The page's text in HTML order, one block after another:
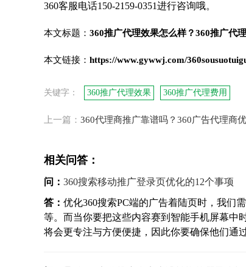
360客服电话150-2159-0351进行咨询哦。
本文标题： 360推广代理效果怎么样？360推广代
本文链接： https://www.gywwj.com/
关键字： 360推广代理效果 360推广代理费用
上一篇： 360代理商推广靠谱吗？360广告代理商
相关问答：
问： 360搜索移动推广登录页优化的12个事项
答： 优化360搜索PC端的广告着陆页时，我们
等。而当你要把这些内容赛到智能手机屏幕中
将会更专注与方便便捷，因此你要确保他们通